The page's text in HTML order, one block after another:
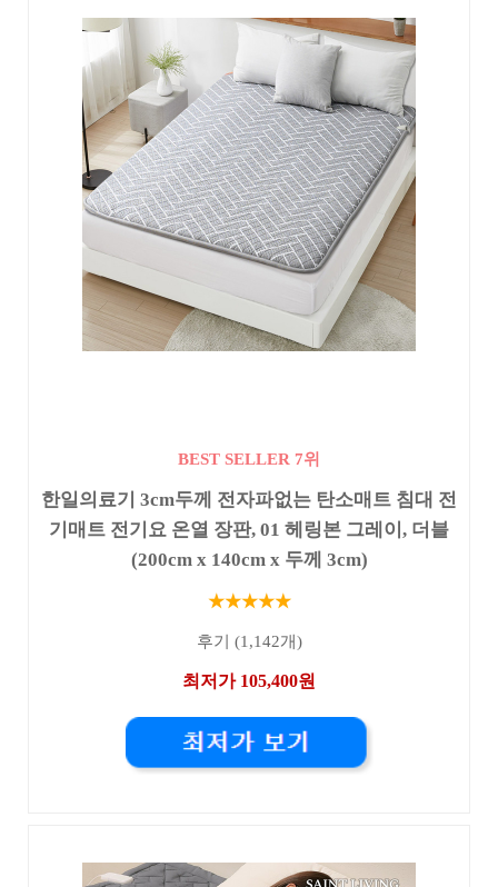
BEST SELLER 7위
한일의료기 3cm두께 전자파없는 탄소매트 침대 전
기매트 전기요 온열 장판, 01 헤링본 그레이, 더블
(200cm x 140cm x 두께 3cm)
★★★★★
후기 (1,142개)
최저가 105,400원